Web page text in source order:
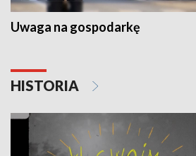
Uwaga na gospodarkę
HISTORIA